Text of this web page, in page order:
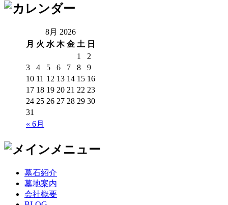
8月 2026
月 火 水 木 金 土 日
« 6月
1
2
3
4 5 6 7 8
9
10 11 12 13 14 15 16
17 18 19 20 21 22 23
24 25 26 27 28 29 30
31
墓石紹介
墓地案内
会社概要